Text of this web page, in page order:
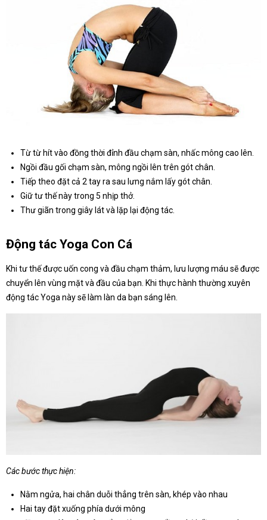
Từ từ hít vào đồng thời đỉnh đầu chạm sàn, nhấc mông cao lên.
Ngồi đầu gối chạm sàn, mông ngồi lên trên gót chân.
Tiếp theo đặt cả 2 tay ra sau lưng nắm lấy gót chân.
Giữ tư thế này trong 5 nhịp thở.
Thư giãn trong giây lát và lặp lại động tác.
Động tác Yoga Con Cá
Khi tư thế được uốn cong và đầu chạm thảm, lưu lượng máu sẽ được
chuyển lên vùng mặt và đầu của bạn. Khi thực hành thường xuyên
động tác Yoga này sẽ làm làn da bạn sáng lên.
Các bước thực hiện:
Nằm ngửa, hai chân duỗi thẳng trên sàn, khép vào nhau
Hai tay đặt xuống phía dưới mông